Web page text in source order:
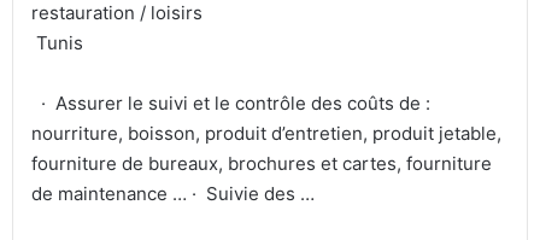
restauration / loisirs
Tunis
· Assurer le suivi et le contrôle des coûts de :
nourriture, boisson, produit d’entretien, produit jetable,
fourniture de bureaux, brochures et cartes, fourniture
de maintenance … · Suivie des …